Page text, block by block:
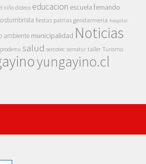
niño dideco educacion escuela fernando
fiestas patrias gendarmeria hospital
ambiente municipalidad Noticias
prodemu salud sercotec sernatur taller Turismo
yungayino.cl